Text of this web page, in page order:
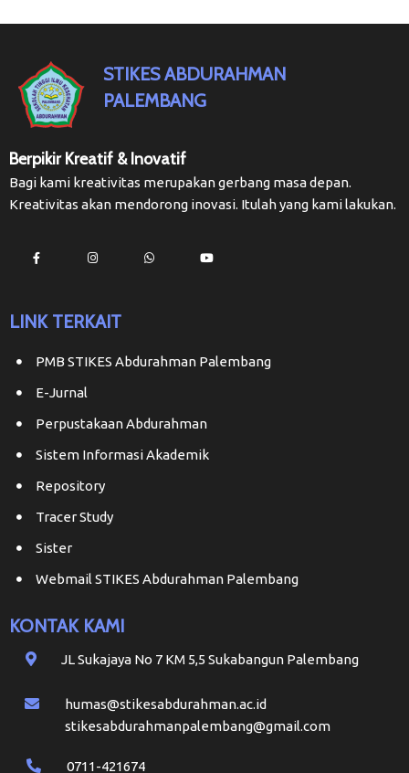
STIKES ABDURAHMAN
PALEMBANG
Berpikir Kreatif & Inovatif
Bagi kami kreativitas merupakan gerbang masa depan.
Kreativitas akan mendorong inovasi. Itulah yang kami lakukan.
LINK TERKAIT
PMB STIKES Abdurahman Palembang
E-Jurnal
Perpustakaan Abdurahman
Sistem Informasi Akademik
Repository
Tracer Study
Sister
Webmail STIKES Abdurahman Palembang
KONTAK KAMI
JL Sukajaya No 7 KM 5,5 Sukabangun Palembang
humas@stikesabdurahman.ac.id
stikesabdurahmanpalembang@gmail.com
0711-421674